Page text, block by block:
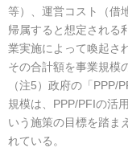
等）、運営コスト（借
帰属すると想定される
業実施によって喚起さ
その合計額を事業規模
（注5）政府の「PPP/
規模は、PPP/PFIの活
いう施策の目標を踏ま
れている。